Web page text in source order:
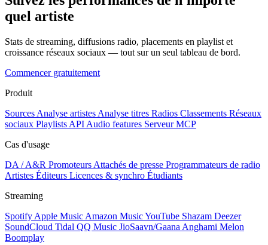
quel artiste
Stats de streaming, diffusions radio, placements en playlist et
croissance réseaux sociaux — tout sur un seul tableau de bord.
Commencer gratuitement
Produit
Sources Analyse artistes Analyse titres Radios Classements Réseaux
sociaux Playlists API Audio features Serveur MCP
Cas d'usage
DA / A&R Promoteurs Attachés de presse Programmateurs de radio
Artistes Éditeurs Licences & synchro Étudiants
Streaming
Spotify Apple Music Amazon MusicYouTube Shazam Deezer
SoundCloud Tidal QQ Music JioSaavn/Gaana Anghami Melon
Boomplay